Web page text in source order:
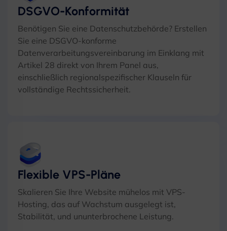
DSGVO-Konformität
Benötigen Sie eine Datenschutzbehörde? Erstellen
Sie eine DSGVO-konforme
Datenverarbeitungsvereinbarung im Einklang mit
Artikel 28 direkt von Ihrem Panel aus,
einschließlich regionalspezifischer Klauseln für
vollständige Rechtssicherheit.
Flexible VPS-Pläne
Skalieren Sie Ihre Website mühelos mit VPS-
Hosting, das auf Wachstum ausgelegt ist,
Stabilität, und ununterbrochene Leistung.